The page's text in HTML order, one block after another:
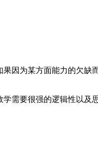
因为某方面能力的欠缺
需要很强的逻辑性以及